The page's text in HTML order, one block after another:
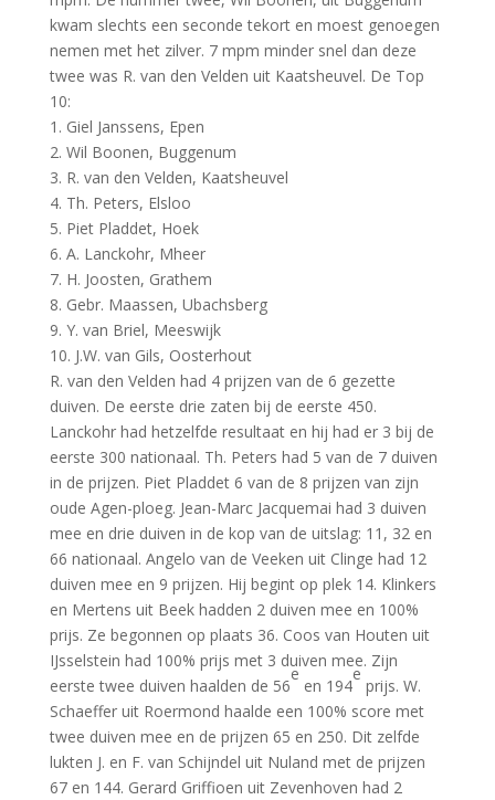
kwam slechts een seconde tekort en moest genoegen
nemen met het zilver. 7 mpm minder snel dan deze
twee was R. van den Velden uit Kaatsheuvel. De Top
10:
1. Giel Janssens, Epen
2. Wil Boonen, Buggenum
3. R. van den Velden, Kaatsheuvel
4. Th. Peters, Elsloo
5. Piet Pladdet, Hoek
6. A. Lanckohr, Mheer
7. H. Joosten, Grathem
8. Gebr. Maassen, Ubachsberg
9. Y. van Briel, Meeswijk
10. J.W. van Gils, Oosterhout
R. van den Velden had 4 prijzen van de 6 gezette
duiven. De eerste drie zaten bij de eerste 450.
Lanckohr had hetzelfde resultaat en hij had er 3 bij de
eerste 300 nationaal. Th. Peters had 5 van de 7 duiven
in de prijzen. Piet Pladdet 6 van de 8 prijzen van zijn
oude Agen-ploeg. Jean-Marc Jacquemai had 3 duiven
mee en drie duiven in de kop van de uitslag: 11, 32 en
66 nationaal. Angelo van de Veeken uit Clinge had 12
duiven mee en 9 prijzen. Hij begint op plek 14. Klinkers
en Mertens uit Beek hadden 2 duiven mee en 100%
prijs. Ze begonnen op plaats 36. Coos van Houten uit
IJsselstein had 100% prijs met 3 duiven mee. Zijn
eerste twee duiven haalden de 56
e
en 194
e
prijs. W.
Schaeffer uit Roermond haalde een 100% score met
twee duiven mee en de prijzen 65 en 250. Dit zelfde
lukten J. en F. van Schijndel uit Nuland met de prijzen
67 en 144. Gerard Griffioen uit Zevenhoven had 2